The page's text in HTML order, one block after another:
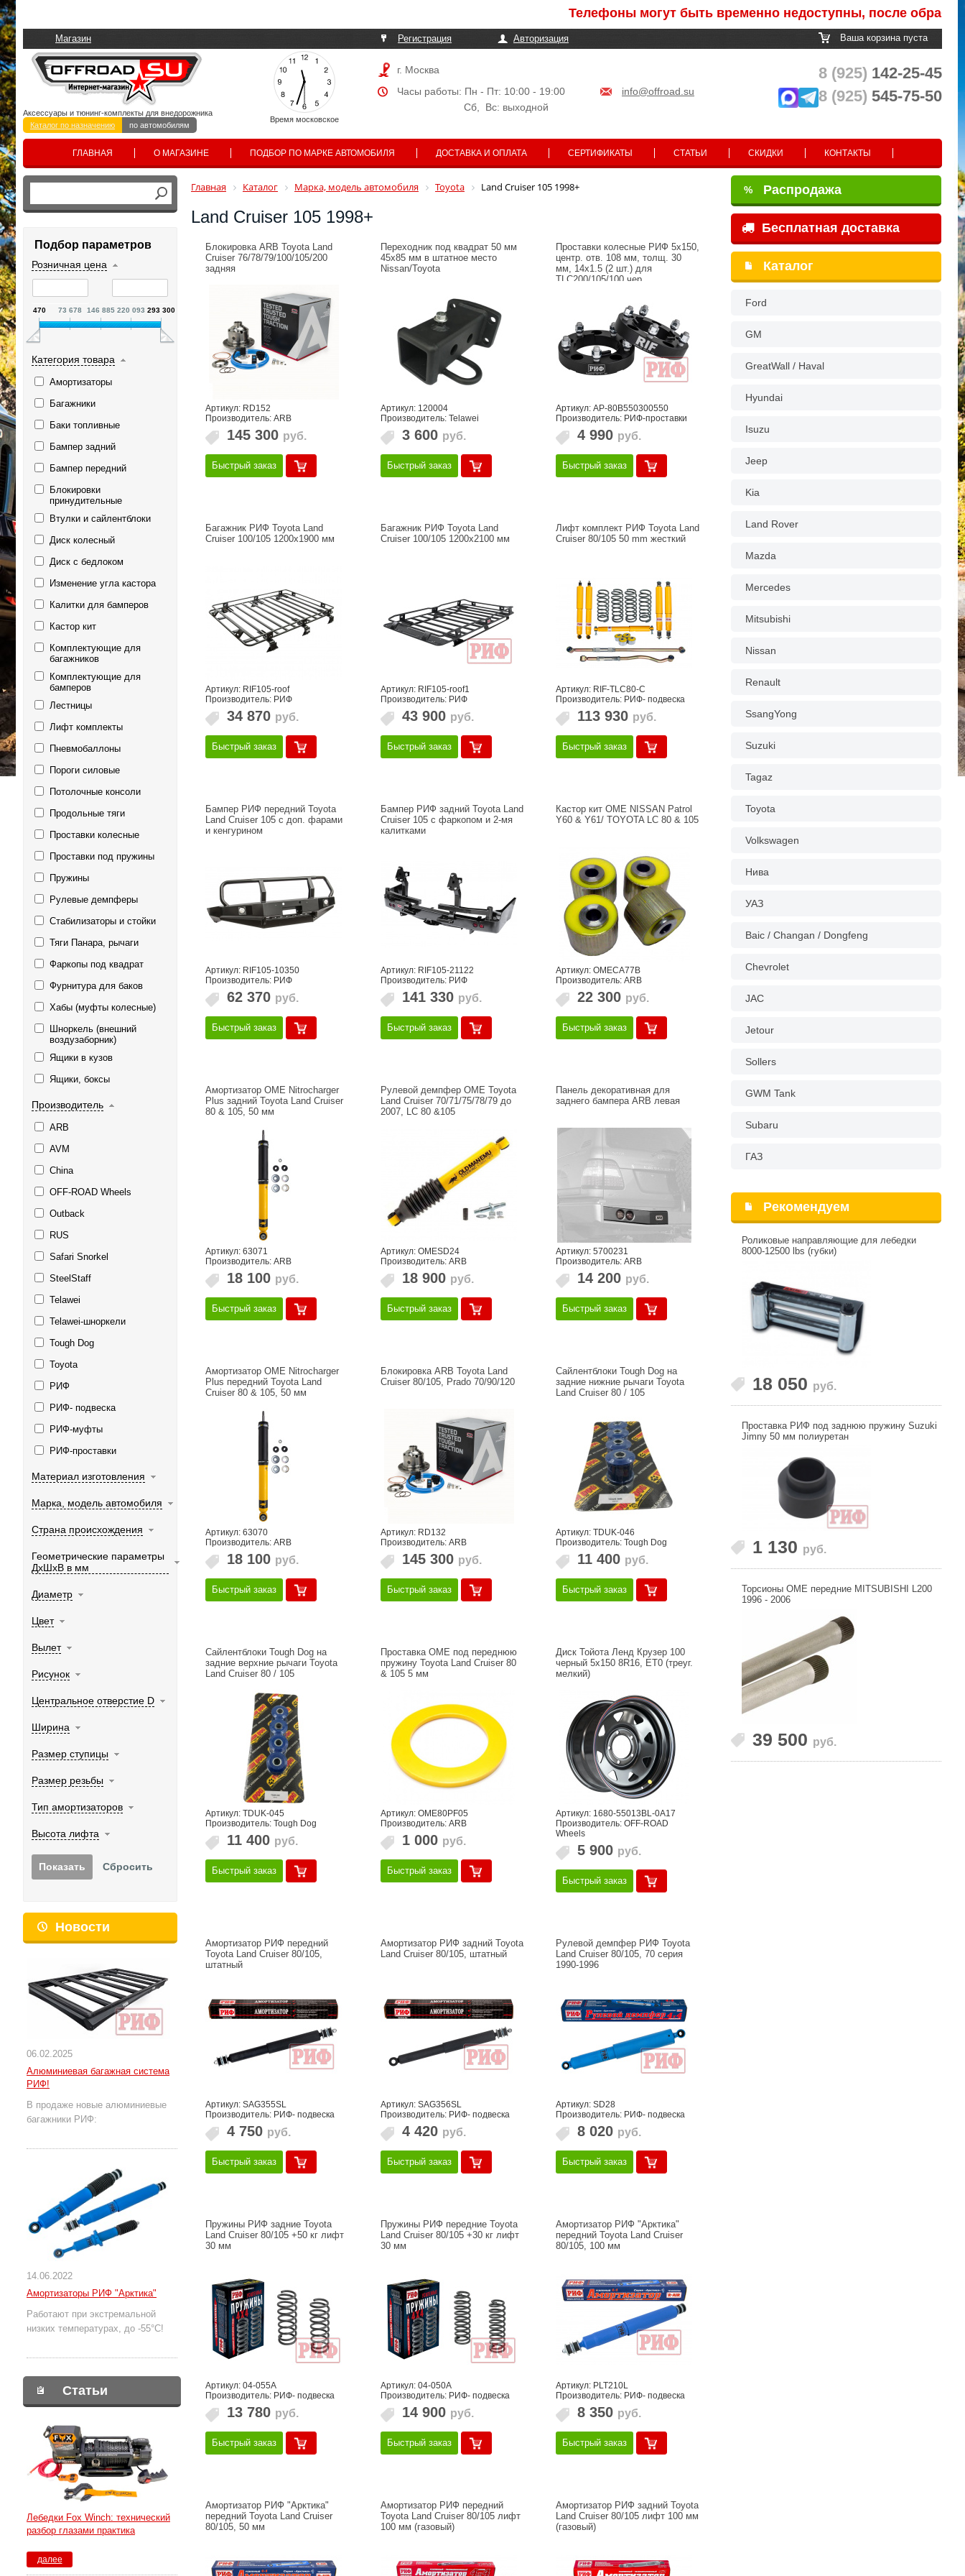
Телефоны могут быть временно недоступны, после обработки
Магазин Регистрация Авторизация Ваша корзина пуста
Время московское
Аксессуары и тюнинг-комплекты для внедорожника
Каталог по назначению
по автомобилям
г. Москва
Часы работы: Пн - Пт: 10:00 - 19:00
info@offroad.su
Сб, Вс: выходной
8 (925) 142-25-45
8 (925) 545-75-50
ГЛАВНАЯ О МАГАЗИНЕ ПОДБОР ПО МАРКЕ АВТОМОБИЛЯ ДОСТАВКА И ОПЛАТА СЕРТИФИКАТЫ СТАТЬИ СКИДКИ КОНТАКТЫ
Подбор параметров
Розничная цена
470 73 678 146 885 220 093 293 300
Категория товара
Амортизаторы
Багажники
Баки топливные
Бампер задний
Бампер передний
Блокировки
принудительные
Втулки и сайлентблоки
Диск колесный
Диск с бедлоком
Изменение угла кастора
Калитки для бамперов
Кастор кит
Комплектующие для
багажников
Комплектующие для
бамперов
Лестницы
Лифт комплекты
Пневмобаллоны
Пороги силовые
Потолочные консоли
Продольные тяги
Проставки колесные
Проставки под пружины
Пружины
Рулевые демпферы
Стабилизаторы и стойки
Тяги Панара, рычаги
Фаркопы под квадрат
Фурнитура для баков
Хабы (муфты колесные)
Шноркель (внешний
воздузаборник)
Ящики в кузов
Ящики, боксы
Производитель
ARB
AVM
China
OFF-ROAD Wheels
Outback
RUS
Safari Snorkel
SteelStaff
Telawei
Telawei-шноркели
Tough Dog
Toyota
РИФ
РИФ- подвеска
РИФ-муфты
РИФ-проставки
Материал изготовления
Марка, модель автомобиля
Страна происхождения
Геометрические параметры
ДхШхВ в мм
Диаметр
Цвет
Вылет
Рисунок
Центральное отверстие D
Ширина
Размер ступицы
Размер резьбы
Тип амортизаторов
Высота лифта
Новости
06.02.2025
Алюминиевая багажная система
РИФ!
В продаже новые алюминиевые
багажники РИФ:
14.06.2022
Амортизаторы РИФ "Арктика"
Работают при экстремальной
низких температурах, до -55°С!
Статьи
Лебедки Fox Winch: технический
разбор глазами практика
далее
Главная Каталог Марка, модель автомобиля Toyota Land Cruiser 105 1998+
Land Cruiser 105 1998+
Блокировка ARB Toyota Land
Cruiser 76/78/79/100/105/200
задняя
Артикул: RD152
Производитель: ARB
145 300 руб.
Быстрый заказ
Переходник под квадрат 50 мм
45х85 мм в штатное место
Nissan/Toyota
Артикул: 120004
Производитель: Telawei
3 600 руб.
Быстрый заказ
Проставки колесные РИФ 5x150,
центр. отв. 108 мм, толщ. 30
мм, 14x1.5 (2 шт.) для
TLC200/105/100 чер
Артикул: AP-80B550300550
Производитель: РИФ-проставки
4 990 руб.
Быстрый заказ
Багажник РИФ Toyota Land
Cruiser 100/105 1200x1900 мм
Артикул: RIF105-roof
Производитель: РИФ
34 870 руб.
Быстрый заказ
Багажник РИФ Toyota Land
Cruiser 100/105 1200x2100 мм
Артикул: RIF105-roof1
Производитель: РИФ
43 900 руб.
Быстрый заказ
Лифт комплект РИФ Toyota Land
Cruiser 80/105 50 mm жесткий
Артикул: RIF-TLC80-C
Производитель: РИФ- подвеска
113 930 руб.
Быстрый заказ
Бампер РИФ передний Toyota
Land Cruiser 105 с доп. фарами
и кенгурином
Артикул: RIF105-10350
Производитель: РИФ
62 370 руб.
Быстрый заказ
Бампер РИФ задний Toyota Land
Cruiser 105 с фаркопом и 2-мя
калитками
Артикул: RIF105-21122
Производитель: РИФ
141 330 руб.
Быстрый заказ
Кастор кит OME NISSAN Patrol
Y60 & Y61/ TOYOTA LC 80 & 105
Артикул: OMECA77B
Производитель: ARB
22 300 руб.
Быстрый заказ
Амортизатор OME Nitrocharger
Plus задний Toyota Land Cruiser
80 & 105, 50 мм
Артикул: 63071
Производитель: ARB
18 100 руб.
Быстрый заказ
Рулевой демпфер OME Toyota
Land Cruiser 70/71/75/78/79 до
2007, LC 80 &105
Артикул: OMESD24
Производитель: ARB
18 900 руб.
Быстрый заказ
Панель декоративная для
заднего бампера ARB левая
Артикул: 5700231
Производитель: ARB
14 200 руб.
Быстрый заказ
Амортизатор OME Nitrocharger
Plus передний Toyota Land
Cruiser 80 & 105, 50 мм
Артикул: 63070
Производитель: ARB
18 100 руб.
Быстрый заказ
Блокировка ARB Toyota Land
Cruiser 80/105, Prado 70/90/120
Артикул: RD132
Производитель: ARB
145 300 руб.
Быстрый заказ
Сайлентблоки Tough Dog на
задние нижние рычаги Toyota
Land Cruiser 80 / 105
Артикул: TDUK-046
Производитель: Tough Dog
11 400 руб.
Быстрый заказ
Сайлентблоки Tough Dog на
задние верхние рычаги Toyota
Land Cruiser 80 / 105
Артикул: TDUK-045
Производитель: Tough Dog
11 400 руб.
Быстрый заказ
Проставка OME под переднюю
пружину Toyota Land Cruiser 80
& 105 5 мм
Артикул: OME80PF05
Производитель: ARB
1 000 руб.
Быстрый заказ
Диск Тойота Ленд Крузер 100
черный 5x150 8R16, ET0 (треуг.
мелкий)
Артикул: 1680-55013BL-0A17
Производитель: OFF-ROAD
Wheels
5 900 руб.
Быстрый заказ
Амортизатор РИФ передний
Toyota Land Cruiser 80/105,
штатный
Артикул: SAG355SL
Производитель: РИФ- подвеска
4 750 руб.
Быстрый заказ
Амортизатор РИФ задний Toyota
Land Cruiser 80/105, штатный
Артикул: SAG356SL
Производитель: РИФ- подвеска
4 420 руб.
Быстрый заказ
Рулевой демпфер РИФ Toyota
Land Cruiser 80/105, 70 серия
1990-1996
Артикул: SD28
Производитель: РИФ- подвеска
8 020 руб.
Быстрый заказ
Пружины РИФ задние Toyota
Land Cruiser 80/105 +50 кг лифт
30 мм
Артикул: 04-055A
Производитель: РИФ- подвеска
13 780 руб.
Быстрый заказ
Пружины РИФ передние Toyota
Land Cruiser 80/105 +30 кг лифт
30 мм
Артикул: 04-050A
Производитель: РИФ- подвеска
14 900 руб.
Быстрый заказ
Амортизатор РИФ "Арктика"
передний Toyota Land Cruiser
80/105, 100 мм
Артикул: PLT210L
Производитель: РИФ- подвеска
8 350 руб.
Быстрый заказ
Амортизатор РИФ "Арктика"
передний Toyota Land Cruiser
80/105, 50 мм
Амортизатор РИФ передний
Toyota Land Cruiser 80/105 лифт
100 мм (газовый)
Амортизатор РИФ задний Toyota
Land Cruiser 80/105 лифт 100 мм
(газовый)
% Распродажа
Бесплатная доставка
Каталог
Ford
GM
GreatWall / Haval
Hyundai
Isuzu
Jeep
Kia
Land Rover
Mazda
Mercedes
Mitsubishi
Nissan
Renault
SsangYong
Suzuki
Tagaz
Toyota
Volkswagen
Нива
УАЗ
Baic / Changan / Dongfeng
Chevrolet
JAC
Jetour
Sollers
GWM Tank
Subaru
ГАЗ
Рекомендуем
Роликовые направляющие для лебедки
8000-12500 lbs (губки)
18 050 руб.
Проставка РИФ под заднюю пружину Suzuki
Jimny 50 мм полиуретан
1 130 руб.
Торсионы OME передние MITSUBISHI L200
1996 - 2006
39 500 руб.